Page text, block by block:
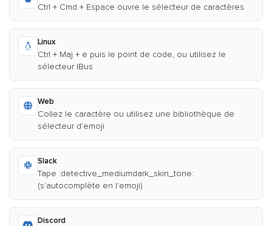
Ctrl + Cmd + Espace ouvre le sélecteur de caractères
Linux
Ctrl + Maj + e puis le point de code, ou utilisez le
sélecteur IBus
Web
Collez le caractère ou utilisez une bibliothèque de
sélecteur d'emoji
Slack
Tape :detective_mediumdark_skin_tone:
(s'autocomplète en l'emoji)
Discord